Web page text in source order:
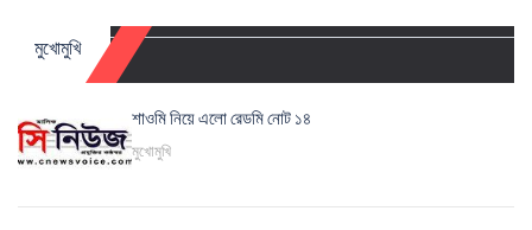
মুখোমুখি
শাওমি নিয়ে এলো রেডমি নোট ১৪
মুখোমুখি